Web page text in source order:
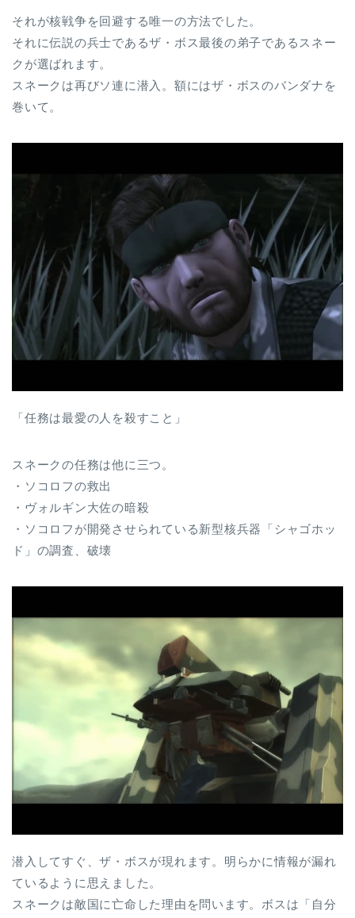
それが核戦争を回避する唯一の方法でした。
それに伝説の兵士であるザ・ボス最後の弟子であるスネー
クが選ばれます。
スネークは再びソ連に潜入。額にはザ・ボスのバンダナを
巻いて。
「任務は最愛の人を殺すこと」
スネークの任務は他に三つ。
・ソコロフの救出
・ヴォルギン大佐の暗殺
・ソコロフが開発させられている新型核兵器「シャゴホッ
ド」の調査、破壊
潜入してすぐ、ザ・ボスが現れます。明らかに情報が漏れ
ているように思えました。
スネークは敵国に亡命した理由を問います。ボスは「自分